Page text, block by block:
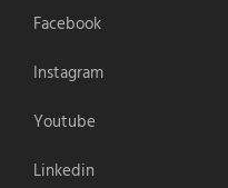
Facebook
Instagram
Youtube
Linkedin